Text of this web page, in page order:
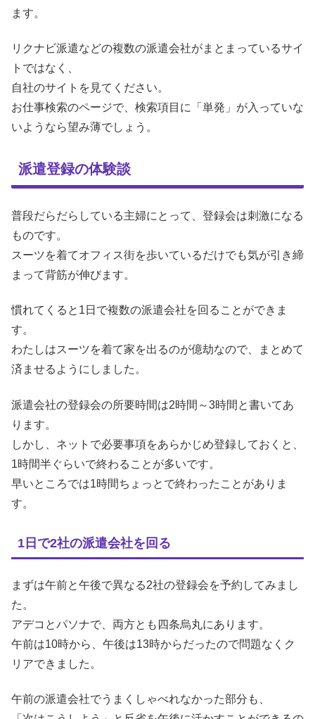
ます。
リクナビ派遣などの複数の派遣会社がまとまっているサイ
トではなく、
自社のサイトを見てください。
お仕事検索のページで、検索項目に「単発」が入っていな
いようなら望み薄でしょう。
派遣登録の体験談
普段だらだらしている主婦にとって、登録会は刺激になる
ものです。
スーツを着てオフィス街を歩いているだけでも気が引き締
まって背筋が伸びます。
慣れてくると1日で複数の派遣会社を回ることができま
す。
わたしはスーツを着て家を出るのが億劫なので、まとめて
済ませるようにしました。
派遣会社の登録会の所要時間は2時間～3時間と書いてあ
ります。
しかし、ネットで必要事項をあらかじめ登録しておくと、
1時間半ぐらいで終わることが多いです。
早いところでは1時間ちょっとで終わったことがありま
す。
1日で2社の派遣会社を回る
まずは午前と午後で異なる2社の登録会を予約してみまし
た。
アデコとパソナで、両方とも四条烏丸にあります。
午前は10時から、午後は13時からだったので問題なくク
リアできました。
午前の派遣会社でうまくしゃべれなかった部分も、